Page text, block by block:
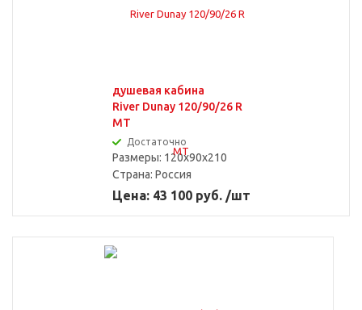
душевая кабина
River Dunay 120/90/26 R
MT
Достаточно
Размеры: 120x90x210
Страна: Россия
Цена: 43 100 руб. /шт